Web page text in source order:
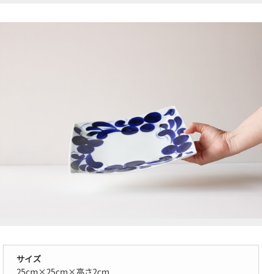
サイズ
25cm×25cm×高さ2cm